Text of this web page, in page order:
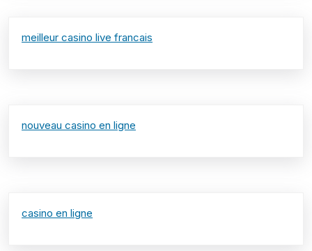
meilleur casino live francais
nouveau casino en ligne
casino en ligne